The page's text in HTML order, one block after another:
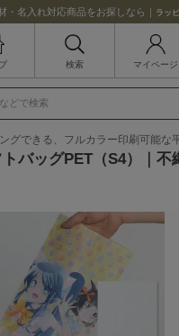
・名入れ対応商品をお探しなら｜ ラッ
検索 マイページ
グできる、フルカラー印刷可能な
トバッグPET（S4）｜不